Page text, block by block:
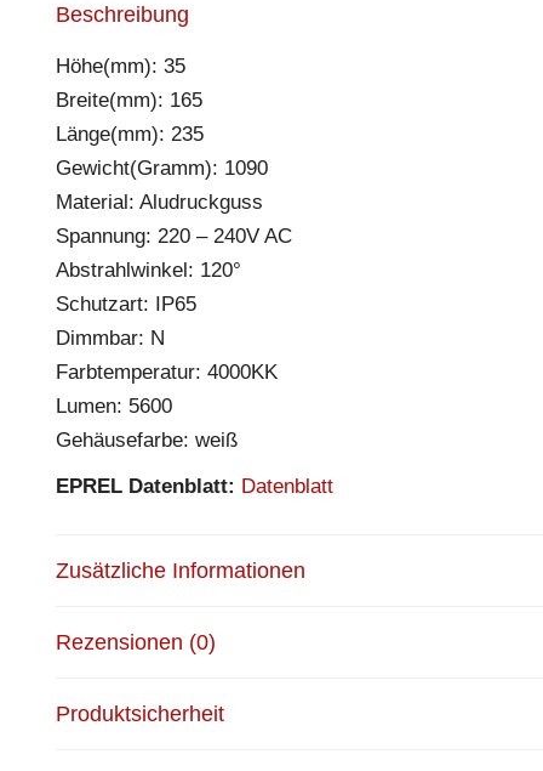
Beschreibung
Höhe(mm): 35
Breite(mm): 165
Länge(mm): 235
Gewicht(Gramm): 1090
Material: Aludruckguss
Spannung: 220 – 240V AC
Abstrahlwinkel: 120°
Schutzart: IP65
Dimmbar: N
Farbtemperatur: 4000KK
Lumen: 5600
Gehäusefarbe: weiß
EPREL Datenblatt: Datenblatt
Zusätzliche Informationen
Rezensionen (0)
Produktsicherheit